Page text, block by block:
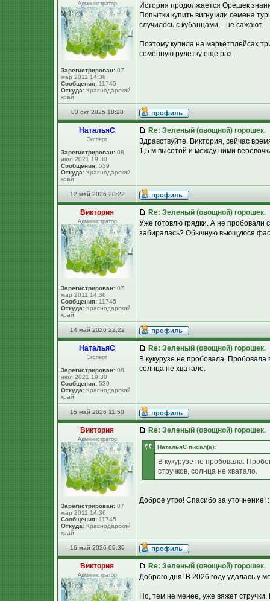
Администратор
Зарегистрирован: 07
мар 2011 14:36
Сообщения: 11745
Откуда: Краснодарский
край
История продолжается Орешек
Попытки купить вигну или семена
случилось с кубанцами, - не сажают.
Поэтому купила на маркетплейсах
семенную рулетку ещё раз.
03 окт 2025 18:28
НатальяС
Эксперт
Зарегистрирован: 08
июл 2021 19:30
Сообщения: 539
Откуда: Краснодарский
край
Re: Зеленый (овощной) горошек.
Здравствуйте. Виктория, сейчас
1,5 м высотой и между ними
12 май 2026 20:22
Виктория
Администратор
Зарегистрирован: 07
мар 2011 14:36
Сообщения: 11745
Откуда: Краснодарский
край
Re: Зеленый (овощной) горошек.
Уже готовлю грядки. А не пробовали
забиралась? Обычную вьющуюся
14 май 2026 22:22
НатальяС
Эксперт
Зарегистрирован: 08
июл 2021 19:30
Сообщения: 539
Откуда: Краснодарский
край
Re: Зеленый (овощной) горошек.
В кукурузе не пробовала. Пробовала
солнца не хватало.
15 май 2026 11:50
Виктория
Администратор
Зарегистрирован: 07
мар 2011 14:36
Сообщения: 11745
Откуда: Краснодарский
край
Re: Зеленый (овощной) горошек.
НатальяС писал(а):
В кукурузе не пробовала.
стручков, солнца не хватало.
Доброе утро! Спасибо за уточнение!
16 май 2026 09:39
Виктория
Администратор
Re: Зеленый (овощной) горошек.
Доброго дня! В 2026 году удалась у
Но, тем не менее, уже вяжет